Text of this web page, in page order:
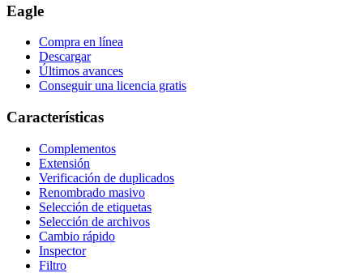
Eagle
Compra en línea
Descargar
Últimos avances
Conseguir una licencia gratis
Características
Complementos
Extensión
Verificación de duplicados
Renombrado masivo
Selección de etiquetas
Selección de archivos
Cambio rápido
Inspector
Filtro